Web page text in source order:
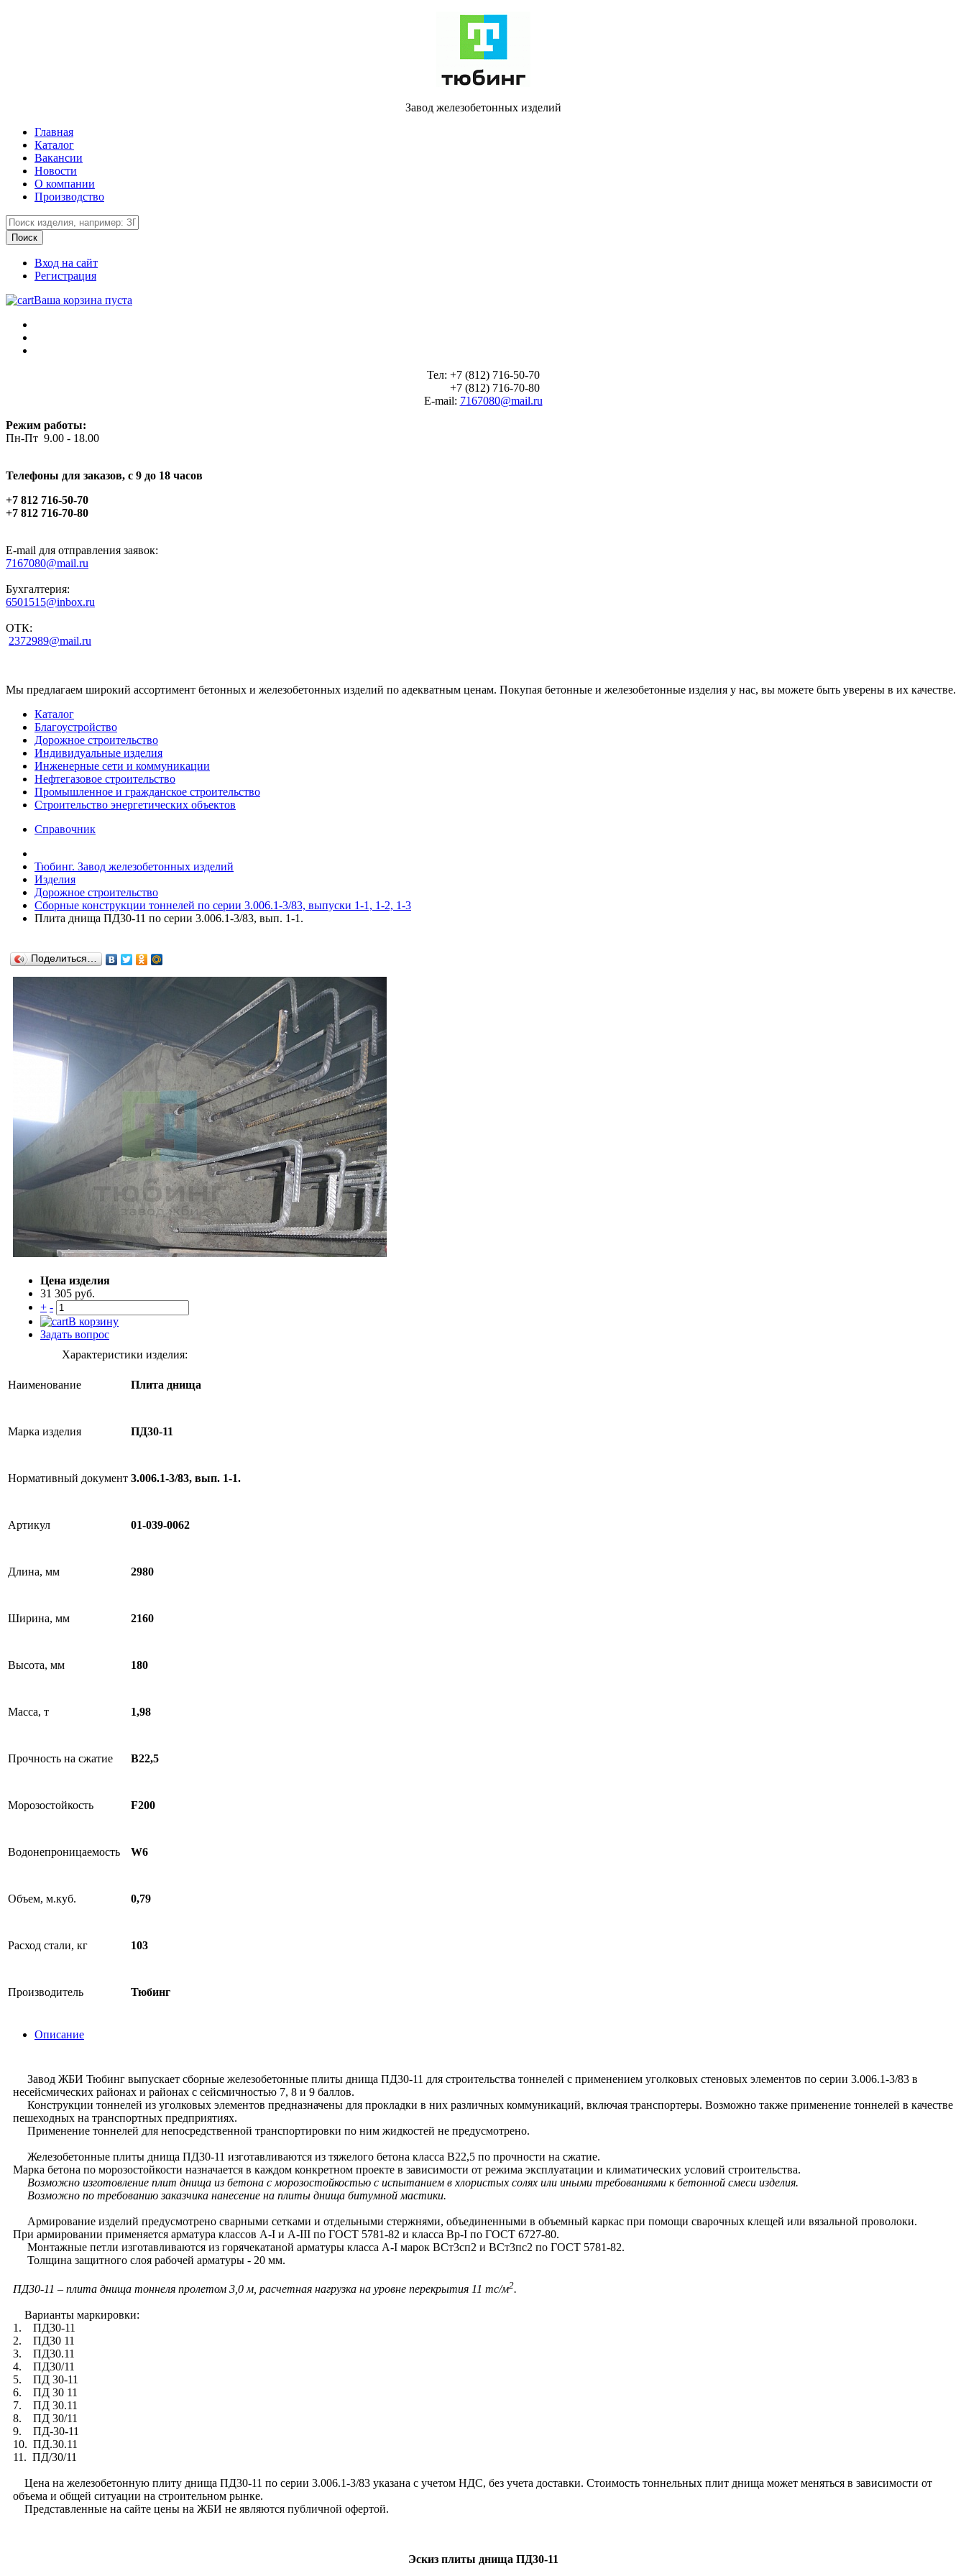
Завод железобетонных изделий
Главная
Каталог
Вакансии
Новости
О компании
Производство
Вход на сайт
Регистрация
Ваша корзина пуста
Тел: +7 (812) 716-50-70
+7 (812) 716-70-80
E-mail: 7167080@mail.ru
Режим работы:
Пн-Пт 9.00 - 18.00
Телефоны для заказов, c 9 до 18 часов
+7 812 716-50-70
+7 812 716-70-80
E-mail для отправления заявок:
7167080@mail.ru
Бухгалтерия:
6501515@inbox.ru
ОТК:
2372989@mail.ru
Мы предлагаем широкий ассортимент бетонных и железобетонных изделий по адекватным ценам. Покупая бетонные и железобетонные изделия у нас, вы можете быть уверены в их качестве.
Каталог
Благоустройство
Дорожное строительство
Индивидуальные изделия
Инженерные сети и коммуникации
Нефтегазовое строительство
Промышленное и гражданское строительство
Строительство энергетических объектов
Справочник
Тюбинг. Завод железобетонных изделий
Изделия
Дорожное строительство
Сборные конструкции тоннелей по серии 3.006.1-3/83, выпуски 1-1, 1-2, 1-3
Плита днища ПД30-11 по серии 3.006.1-3/83, вып. 1-1.
Поделиться…
Цена изделия
31 305 руб.
+ -
В корзину
Задать вопрос
Характеристики изделия:
Наименование Плита днища
Марка изделия ПД30-11
Нормативный документ 3.006.1-3/83, вып. 1-1.
Артикул 01-039-0062
Длина, мм 2980
Ширина, мм 2160
Высота, мм 180
Масса, т 1,98
Прочность на сжатие В22,5
Морозостойкость F200
Водонепроницаемость W6
Объем, м.куб. 0,79
Расход стали, кг 103
Производитель Тюбинг
Описание
Завод ЖБИ Тюбинг выпускает сборные железобетонные плиты днища ПД30-11 для строительства тоннелей с применением уголковых стеновых элементов по серии 3.006.1-3/83 в
несейсмических районах и районах с сейсмичностью 7, 8 и 9 баллов.
Конструкции тоннелей из уголковых элементов предназначены для прокладки в них различных коммуникаций, включая транспортеры. Возможно также применение тоннелей в качестве
пешеходных на транспортных предприятиях.
Применение тоннелей для непосредственной транспортировки по ним жидкостей не предусмотрено.
Железобетонные плиты днища ПД30-11 изготавливаются из тяжелого бетона класса В22,5 по прочности на сжатие.
Марка бетона по морозостойкости назначается в каждом конкретном проекте в зависимости от режима эксплуатации и климатических условий строительства.
Возможно изготовление плит днища из бетона с морозостойкостью с испытанием в хлористых солях или иными требованиями к бетонной смеси изделия.
Возможно по требованию заказчика нанесение на плиты днища битумной мастики.
Армирование изделий предусмотрено сварными сетками и отдельными стержнями, объединенными в объемный каркас при помощи сварочных клещей или вязальной проволоки.
При армировании применяется арматура классов А-I и А-III по ГОСТ 5781-82 и класса Вр-I по ГОСТ 6727-80.
Монтажные петли изготавливаются из горячекатаной арматуры класса А-I марок ВСт3сп2 и ВСт3пс2 по ГОСТ 5781-82.
Толщина защитного слоя рабочей арматуры - 20 мм.
ПД30-11 – плита днища тоннеля пролетом 3,0 м, расчетная нагрузка на уровне перекрытия 11 тс/м2.
Варианты маркировки:
1. ПД30-11
2. ПД30 11
3. ПД30.11
4. ПД30/11
5. ПД 30-11
6. ПД 30 11
7. ПД 30.11
8. ПД 30/11
9. ПД-30-11
10. ПД.30.11
11. ПД/30/11
Цена на железобетонную плиту днища ПД30-11 по серии 3.006.1-3/83 указана с учетом НДС, без учета доставки. Стоимость тоннельных плит днища может меняться в зависимости от
объема и общей ситуации на строительном рынке.
Представленные на сайте цены на ЖБИ не являются публичной офертой.
Эскиз плиты днища ПД30-11